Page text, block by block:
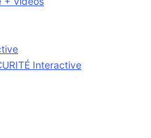
Interactive